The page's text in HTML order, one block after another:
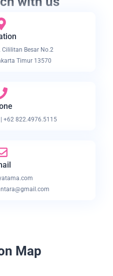
Cililitan Besar No.2
Timur 13570
+62 822.4976.5115
Map